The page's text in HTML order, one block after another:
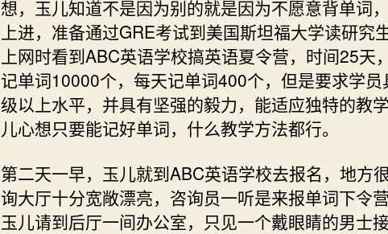
想，玉儿知道不是因为别的就是因为不愿意背单词
上进，准备通过GRE考试到美国斯坦福大学读研究
上网时看到ABC英语学校搞英语夏令营，时间25天
记单词10000个，每天记单词400个，但是要求学员
级以上水平，并具有坚强的毅力，能适应独特的教
儿心想只要能记好单词，什么教学方法都行。
第二天一早，玉儿就到ABC英语学校去报名，地方
询大厅十分宽敞漂亮，咨询员一听是来报单词下令
玉儿请到后厅一间办公室，只见一个戴眼睛的男士接